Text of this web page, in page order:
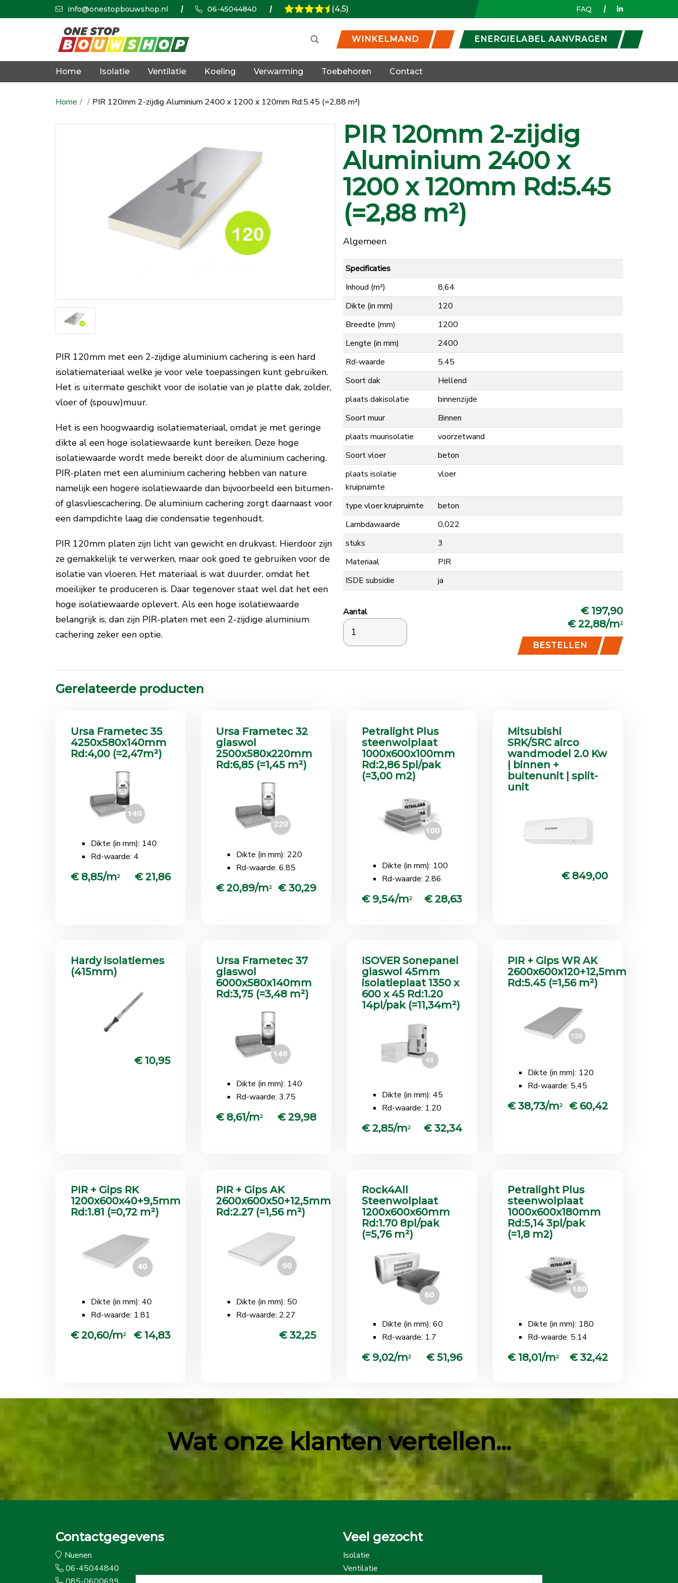
info@onestopbouwshop.nl 06-45044840 (4,5) FAQ
WINKELMAND ENERGIELABEL AANVRAGEN
Home Isolatie Ventilatie Koeling Verwarming Toebehoren Contact
Home PIR 120mm 2-zijdig Aluminium 2400 x 1200 x 120mm Rd:5.45 (=2,88 m²)
PIR 120mm met een 2-zijdige aluminium cachering is een hard
isolatiemateriaal welke je voor vele toepassingen kunt gebruiken.
Het is uitermate geschikt voor de isolatie van je platte dak, zolder,
vloer of (spouw)muur.
Het is een hoogwaardig isolatiemateriaal, omdat je met geringe
dikte al een hoge isolatiewaarde kunt bereiken. Deze hoge
isolatiewaarde wordt mede bereikt door de aluminium cachering.
PIR-platen met een aluminium cachering hebben van nature
namelijk een hogere isolatiewaarde dan bijvoorbeeld een bitumen-
of glasvliescachering. De aluminium cachering zorgt daarnaast voor
een dampdichte laag die condensatie tegenhoudt.
PIR 120mm platen zijn licht van gewicht en drukvast. Hierdoor zijn
ze gemakkelijk te verwerken, maar ook goed te gebruiken voor de
isolatie van vloeren. Het materiaal is wat duurder, omdat het
moeilijker te produceren is. Daar tegenover staat wel dat het een
hoge isolatiewaarde oplevert. Als een hoge isolatiewaarde
belangrijk is, dan zijn PIR-platen met een 2-zijdige aluminium
cachering zeker een optie.
PIR 120mm 2-zijdig
Aluminium 2400 x
1200 x 120mm Rd:5.45
(=2,88 m²)
Algemeen
Specificaties
Inhoud (m²)
8,64
Dikte (in mm)
120
Breedte (mm)
1200
Lengte (in mm)
2400
Rd-waarde
5.45
Soort dak
Hellend
plaats dakisolatie
binnenzijde
Soort muur
Binnen
plaats muurisolatie
voorzetwand
Soort vloer
beton
plaats isolatie
kruipruimte
vloer
type vloer kruipruimte
beton
Lambdawaarde
0,022
stuks
3
Materiaal
PIR
ISDE subsidie
ja
Aantal
€ 197,90
€ 22,88/m2
BESTELLEN
Gerelateerde producten
Ursa Frametec 35
4250x580x140mm
Rd:4,00 (=2,47m²)
Dikte (in mm): 140
Rd-waarde: 4
€ 8,85/m2 € 21,86
Ursa Frametec 32
glaswol
2500x580x220mm
Rd:6,85 (=1,45 m²)
Dikte (in mm): 220
Rd-waarde: 6.85
€ 20,89/m2 € 30,29
Petralight Plus
steenwolplaat
1000x600x100mm
Rd:2,86 5pl/pak
(=3,00 m2)
Dikte (in mm): 100
Rd-waarde: 2.86
€ 9,54/m2 € 28,63
Mitsubishi
SRK/SRC airco
wandmodel 2.0 Kw
| binnen +
buitenunit | split-
unit
€ 849,00
Hardy isolatiemes
(415mm)
€ 10,95
Ursa Frametec 37
glaswol
6000x580x140mm
Rd:3,75 (=3,48 m²)
Dikte (in mm): 140
Rd-waarde: 3.75
€ 8,61/m2 € 29,98
ISOVER Sonepanel
glaswol 45mm
isolatieplaat 1350 x
600 x 45 Rd:1.20
14pl/pak (=11,34m²)
Dikte (in mm): 45
Rd-waarde: 1.20
€ 2,85/m2 € 32,34
PIR + Gips WR AK
2600x600x120+12,5mm
Rd:5.45 (=1,56 m²)
Dikte (in mm): 120
Rd-waarde: 5,45
€ 38,73/m2 € 60,42
PIR + Gips RK
1200x600x40+9,5mm
Rd:1.81 (=0,72 m²)
Dikte (in mm): 40
Rd-waarde: 1.81
€ 20,60/m2 € 14,83
PIR + Gips AK
2600x600x50+12,5mm
Rd:2.27 (=1,56 m²)
Dikte (in mm): 50
Rd-waarde: 2.27
€ 32,25
Rock4All
Steenwolplaat
1200x600x60mm
Rd:1.70 8pl/pak
(=5,76 m²)
Dikte (in mm): 60
Rd-waarde: 1.7
€ 9,02/m2 € 51,96
Petralight Plus
steenwolplaat
1000x600x180mm
Rd:5,14 3pl/pak
(=1,8 m2)
Dikte (in mm): 180
Rd-waarde: 5.14
€ 18,01/m2 € 32,42
Wat onze klanten vertellen...
Contactgegevens
Nuenen
06-45044840
Veel gezocht
Isolatie
Ventilatie